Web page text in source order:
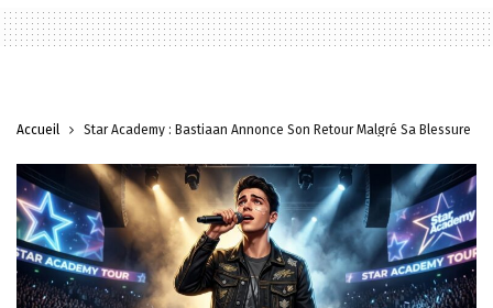
Accueil Star Academy : Bastiaan Annonce Son Retour Malgré Sa Blessure